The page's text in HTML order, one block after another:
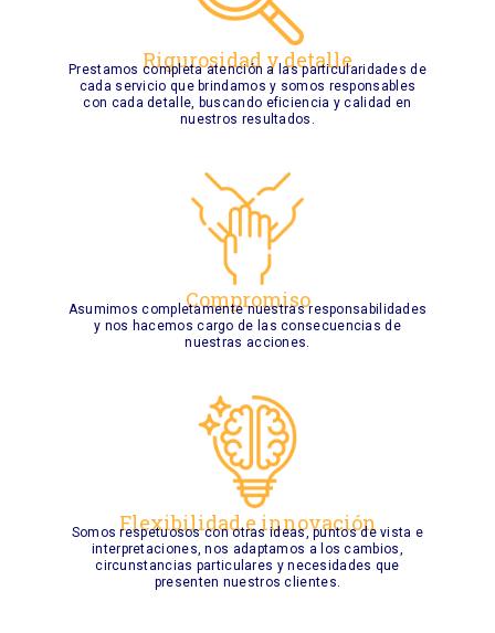
Rigurosidad y detalle
Prestamos completa atención a las particularidades de
cada servicio que brindamos y somos responsables
con cada detalle, buscando eficiencia y calidad en
nuestros resultados.
Compromiso
Asumimos completamente nuestras responsabilidades
y nos hacemos cargo de las consecuencias de
nuestras acciones.
Flexibilidad e innovación
Somos respetuosos con otras ideas, puntos de vista e
interpretaciones, nos adaptamos a los cambios,
circunstancias particulares y necesidades que
presenten nuestros clientes.